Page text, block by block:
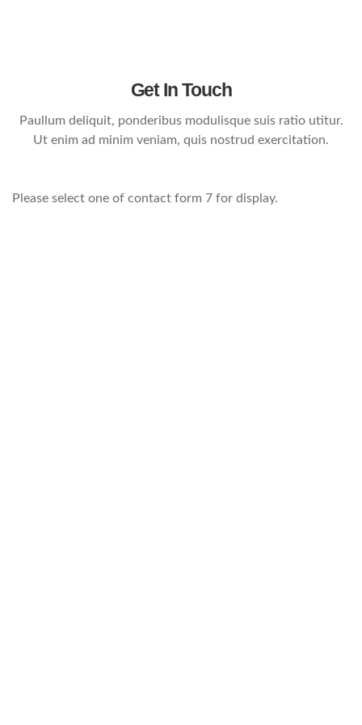
Get In Touch
Paullum deliquit, ponderibus modulisque suis ratio utitur.
Ut enim ad minim veniam, quis nostrud exercitation.
Please select one of contact form 7 for display.